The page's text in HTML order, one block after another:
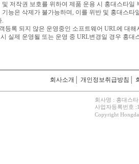
및 저작권 보호를 위하여 제품 운용 시 홍대스타
기능은 삭제가 불가능하며, 이를 위반 및 홍대스
.
등록 되지 않은 운영중인 소프트웨어 URL에 대
실제 운영될 또는 운영 중 URL변경일 경우 홍대
회사소개 개인정보취급방침
회사명 : 홍대스
사업자등록번호
Copyright